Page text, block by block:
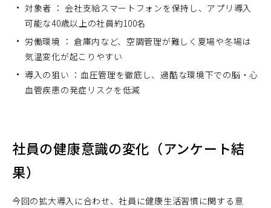
対象者 ： 会社支給スマートフォンを保持し、アプリ導入
可能な40歳以上の社員約100名
労働環境 ： 倉庫内など、空調管理が難しく夏場や冬場は
気温変化が起こりやすい
導入の狙い ：血圧管理を徹底し、過酷な環境下での脳・心
血管疾患の発症リスクを低減
社員の健康意識の変化（アンケート結
果）
今回の拡大導入に合わせ、社員に健康生活習慣に関する意